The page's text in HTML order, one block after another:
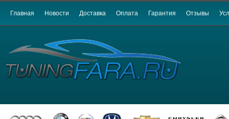
Главная Новости Доставка Оплата Гарантия Отзывы